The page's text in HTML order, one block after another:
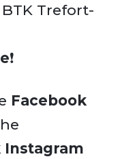
BTK Trefort-
❗
Facebook
Instagram